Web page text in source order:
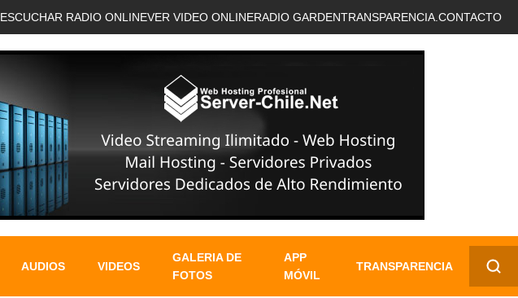
ESCUCHAR RADIO ONLINEVER VIDEO ONLINERADIO GARDENTRANSPARENCIA. CONTACTO
AUDIOS VIDEOS
GALERIA DE
FOTOS
APP
MÓVIL
TRANSPARENCIA